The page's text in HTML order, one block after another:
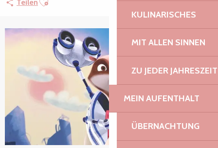
KULINARISCHES
MIT ALLEN SINNEN
ZU JEDER JAHRESZEIT
MEIN AUFENTHALT
ÜBERNACHTUNG
Teilen